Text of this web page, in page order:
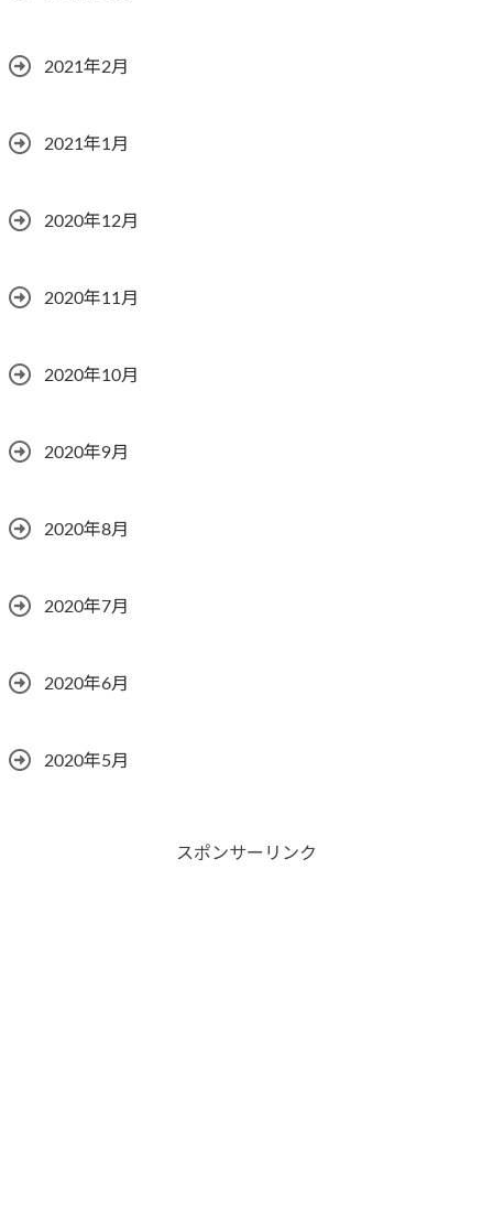
2021年2月
2021年1月
2020年12月
2020年11月
2020年10月
2020年9月
2020年8月
2020年7月
2020年6月
2020年5月
スポンサーリンク